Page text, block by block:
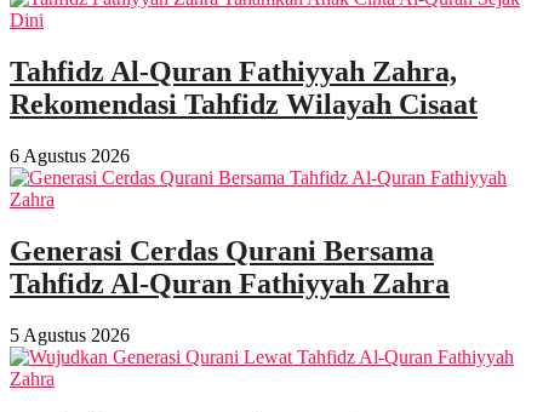
Tahfidz Al-Quran Fathiyyah Zahra,
Rekomendasi Tahfidz Wilayah Cisaat
6 Agustus 2026
Generasi Cerdas Qurani Bersama
Tahfidz Al-Quran Fathiyyah Zahra
5 Agustus 2026